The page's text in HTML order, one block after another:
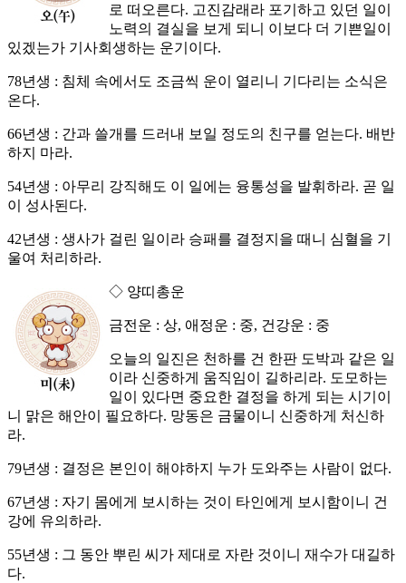
로 떠오른다. 고진감래라 포기하고 있던 일이
노력의 결실을 보게 되니 이보다 더 기쁜일이
있겠는가 기사회생하는 운기이다.
78년생 : 침체 속에서도 조금씩 운이 열리니 기다리는 소식은
온다.
66년생 : 간과 쓸개를 드러내 보일 정도의 친구를 얻는다. 배반
하지 마라.
54년생 : 아무리 강직해도 이 일에는 융통성을 발휘하라. 곧 일
이 성사된다.
42년생 : 생사가 걸린 일이라 승패를 결정지을 때니 심혈을 기
울여 처리하라.
◇ 양띠총운
금전운 : 상, 애정운 : 중, 건강운 : 중
오늘의 일진은 천하를 건 한판 도박과 같은 일
이라 신중하게 움직임이 길하리라. 도모하는
일이 있다면 중요한 결정을 하게 되는 시기이
니 맑은 해안이 필요하다. 망동은 금물이니 신중하게 처신하
라.
79년생 : 결정은 본인이 해야하지 누가 도와주는 사람이 없다.
67년생 : 자기 몸에게 보시하는 것이 타인에게 보시함이니 건
강에 유의하라.
55년생 : 그 동안 뿌린 씨가 제대로 자란 것이니 재수가 대길하
다.